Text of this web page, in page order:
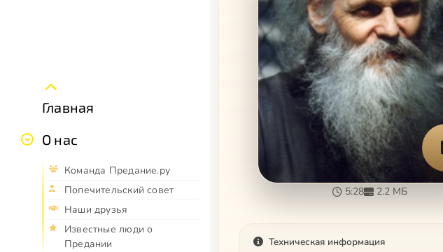
Главная
О нас
Команда Предание.ру
Попечительский совет
Наши друзья
Известные люди о
Предании
5:28 2.2 МБ
Техническая информация